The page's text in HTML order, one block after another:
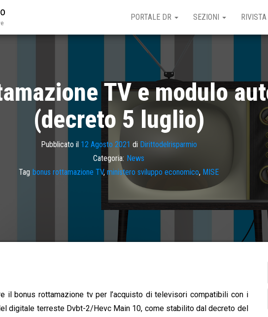
PORTALE DR SEZIONI
TV e modulo
(decreto 5 luglio)
Pubblicato il 12 Agosto 2021 di Dirittodelrisparmio
Categoria: News
Tag bonus rottamazione TV, ministero sviluppo economico, MISE
il bonus rottamazione tv per l’acquisto di televisori compatibili con i
digitale terreste Dvbt-2/Hevc Main 10, come stabilito dal decreto del